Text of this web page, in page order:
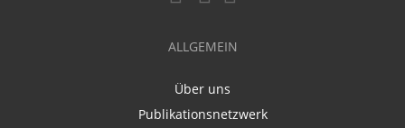
ALLGEMEIN
Über uns
Publikationsnetzwerk